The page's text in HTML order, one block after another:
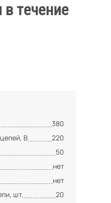
в течение
380
В
220
50
нет
нет
шт.
20